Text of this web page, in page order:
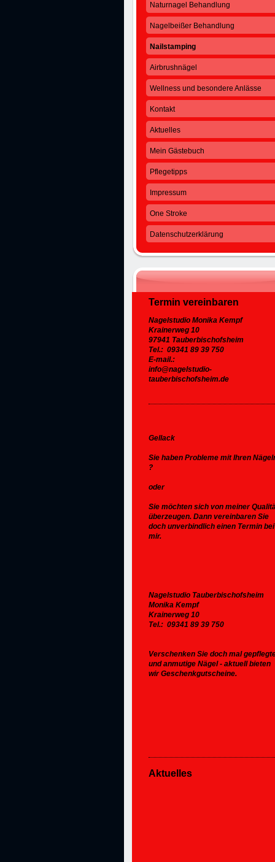
Naturnagel Behandlung
Nagelbeißer Behandlung
Nailstamping
Airbrushnägel
Wellness und besondere Anlässe
Kontakt
Aktuelles
Mein Gästebuch
Pflegetipps
Impressum
One Stroke
Datenschutzerklärung
Termin vereinbaren
Nagelstudio Monika Kempf
Krainerweg 10
97941 Tauberbischofsheim
Tel.: 09341 89 39 750
E-mail.:
info@nagelstudio-
tauberbischofsheim.de
Gellack
Sie haben Probleme mit Ihren
?
oder
Sie möchten sich von meiner
überzeugen. Dann vereinbaren Sie
doch unverbindlich einen Termin bei
mir.
Nagelstudio Tauberbischofsheim
Monika Kempf
Krainerweg 10
Tel.: 09341 89 39 750
Verschenken Sie doch mal
und anmutige Nägel - aktuell bieten
wir Geschenkgutscheine.
Aktuelles